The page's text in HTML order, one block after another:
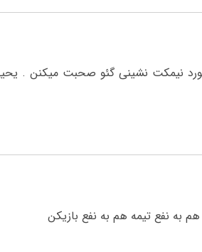
نیمکت نشینی گئو صحبت میکنن . یحیی
به نفع تیمه هم به نفع بازیکن